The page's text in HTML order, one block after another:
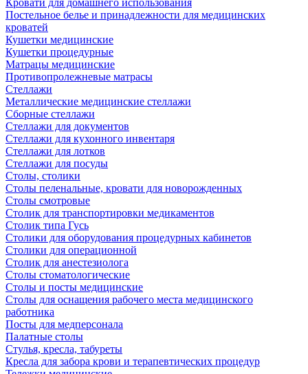
Кровати для домашнего использования
Постельное белье и принадлежности для медицинских
кроватей
Кушетки медицинские
Кушетки процедурные
Матрацы медицинские
Противопролежневые матрасы
Стеллажи
Металлические медицинские стеллажи
Сборные стеллажи
Стеллажи для документов
Стеллажи для кухонного инвентаря
Стеллажи для лотков
Стеллажи для посуды
Столы, столики
Столы пеленальные, кровати для новорожденных
Столы смотровые
Столик для транспортировки медикаментов
Столик типа Гусь
Столики для оборудования процедурных кабинетов
Столики для операционной
Столик для анестезиолога
Столы стоматологические
Столы и посты медицинские
Столы для оснащения рабочего места медицинского
работника
Посты для медперсонала
Палатные столы
Стулья, кресла, табуреты
Кресла для забора крови и терапевтических процедур